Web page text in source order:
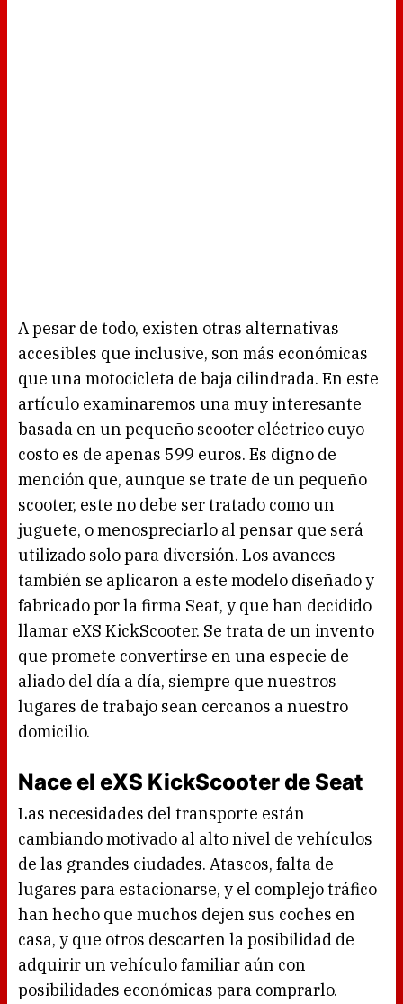
A pesar de todo, existen otras alternativas
accesibles que inclusive, son más económicas
que una motocicleta de baja cilindrada. En este
artículo examinaremos una muy interesante
basada en un pequeño scooter eléctrico cuyo
costo es de apenas 599 euros. Es digno de
mención que, aunque se trate de un pequeño
scooter, este no debe ser tratado como un
juguete, o menospreciarlo al pensar que será
utilizado solo para diversión. Los avances
también se aplicaron a este modelo diseñado y
fabricado por la firma Seat, y que han decidido
llamar eXS KickScooter. Se trata de un invento
que promete convertirse en una especie de
aliado del día a día, siempre que nuestros
lugares de trabajo sean cercanos a nuestro
domicilio.
Nace el eXS KickScooter de Seat
Las necesidades del transporte están
cambiando motivado al alto nivel de vehículos
de las grandes ciudades. Atascos, falta de
lugares para estacionarse, y el complejo tráfico
han hecho que muchos dejen sus coches en
casa, y que otros descarten la posibilidad de
adquirir un vehículo familiar aún con
posibilidades económicas para comprarlo.